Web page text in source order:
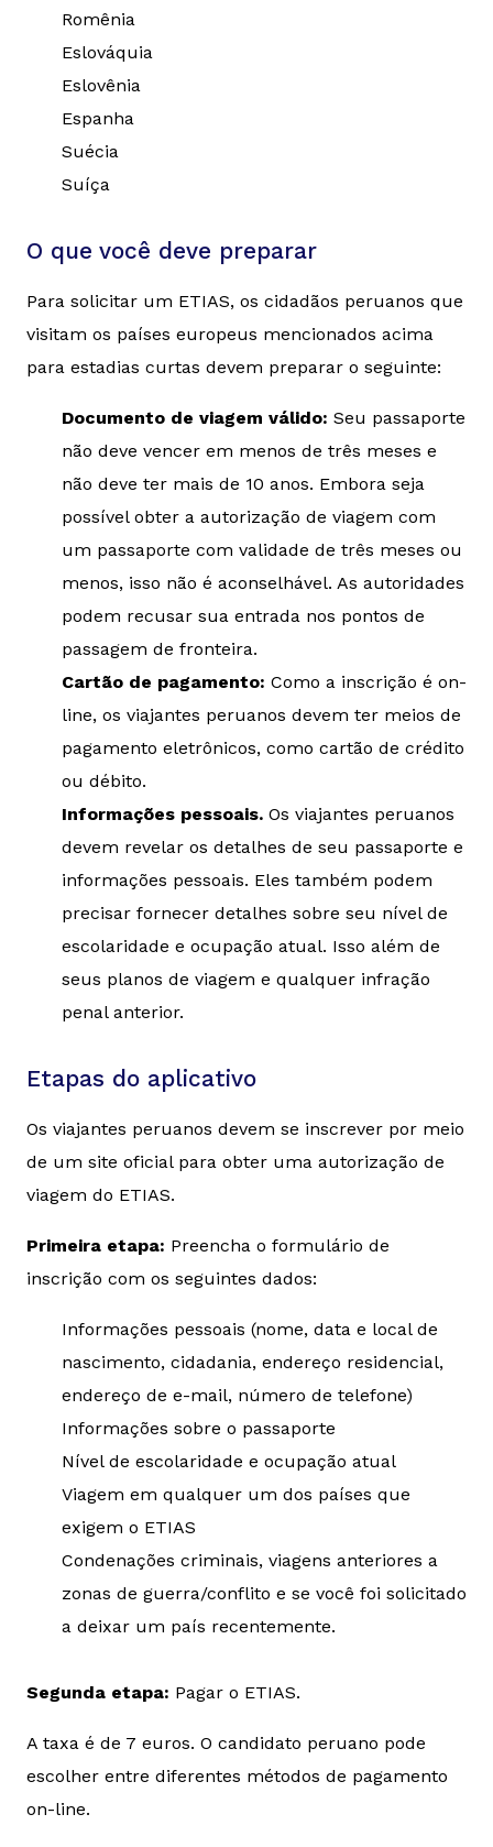
Romênia
Eslováquia
Eslovênia
Espanha
Suécia
Suíça
O que você deve preparar
Para solicitar um ETIAS, os cidadãos peruanos que
visitam os países europeus mencionados acima
para estadias curtas devem preparar o seguinte:
Documento de viagem válido: Seu passaporte
não deve vencer em menos de três meses e
não deve ter mais de 10 anos. Embora seja
possível obter a autorização de viagem com
um passaporte com validade de três meses ou
menos, isso não é aconselhável. As autoridades
podem recusar sua entrada nos pontos de
passagem de fronteira.
Cartão de pagamento: Como a inscrição é on-
line, os viajantes peruanos devem ter meios de
pagamento eletrônicos, como cartão de crédito
ou débito.
Informações pessoais. Os viajantes peruanos
devem revelar os detalhes de seu passaporte e
informações pessoais. Eles também podem
precisar fornecer detalhes sobre seu nível de
escolaridade e ocupação atual. Isso além de
seus planos de viagem e qualquer infração
penal anterior.
Etapas do aplicativo
Os viajantes peruanos devem se inscrever por meio
de um site oficial para obter uma autorização de
viagem do ETIAS.
Primeira etapa: Preencha o formulário de
inscrição com os seguintes dados:
Informações pessoais (nome, data e local de
nascimento, cidadania, endereço residencial,
endereço de e-mail, número de telefone)
Informações sobre o passaporte
Nível de escolaridade e ocupação atual
Viagem em qualquer um dos países que
exigem o ETIAS
Condenações criminais, viagens anteriores a
zonas de guerra/conflito e se você foi solicitado
a deixar um país recentemente.
Segunda etapa: Pagar o ETIAS.
A taxa é de 7 euros. O candidato peruano pode
escolher entre diferentes métodos de pagamento
on-line.